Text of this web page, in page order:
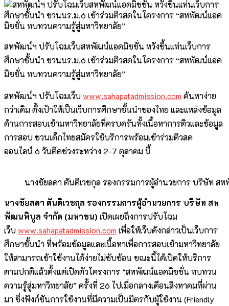
สหพัฒน์ฯ ปรับโฉมเว็บสหพัฒน์แอดมิชชั่น หวังขึ้นแท่นเว็บการ
ศึกษาชั้นนำ ชวนนร.ม.6 เข้าร่วมติวสดในโครงการ “สหพัฒน์แอด
มิชชั่น ทบทวนความรู้สู่มหาวิทยาลัย”
สหพัฒน์ฯ ปรับโฉมเว็บwww.sahapatadmission.com ค้นหาง่าย
กว่าเดิม ตั้งเป้าให้เป็นเว็บการศึกษาชั้นนำของไทย และแหล่งข้อมูล
ด้านการสอบเข้ามหาวิทยาลัยที่ครบครันทั้งเนื้อหาการติวและข้อมูล
การสอบ ชวนเด็กไทยสมัครใช้บริการพร้อมเข้าร่วมติวสด
ออนไลน์ 6 วันติดช่วงระหว่าง 2-7 ตุลาคม นี้
นางชัยลดา ตันติเวชกุล รองกรรมการผู้อำนวยการ บริษัท
นางชัยลดา ตันติเวชกุล รองกรรมการผู้อำนวยการ บริษัท สห
พัฒนพิบูล จำกัด (มหาชน) เปิดเผยถึงการปรับโฉม
เว็บwww.sahapatadmission.com เพื่อให้เว็บดังกล่าวเป็นเว็บการ
ศึกษาชั้นนำ ที่พร้อมข้อมูลและเนื้อหาเพื่อการสอบเข้ามหาวิทยาลัย
ให้สามารถเข้าใช้งานได้ง่ายไม่ซับซ้อน ขณะนี้ได้เปิดให้บริการ
ตามปกติแล้วตั้งแต่เปิดตัวโครงการ “สหพัฒน์แอดมิชชั่น ทบทวน
ความรู้สู่มหาวิทยาลัย” ครั้งที่ 26 ไปเมื่อกลางเดือนสิงหาคมที่ผ่าน
มา ซึ่งฟังก์ชันการใช้งานที่มีความเป็นมิตรกับผู้ใช้งาน (Friendly